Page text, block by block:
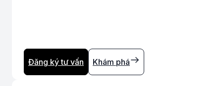
Đăng ký tư vấn Khám phá